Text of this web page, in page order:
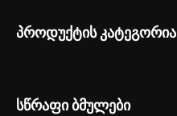
პროდუქტის კატეგორია
სწრაფი ბმულები